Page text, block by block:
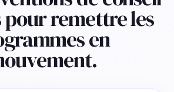
pour remettre les
en